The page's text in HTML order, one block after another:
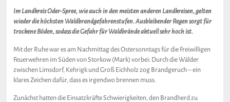
Im Landkreis Oder-Spree, wie auch in den meisten anderen Landkreisen, gelten
wieder die höchsten Waldbrandgefahrenstufen. Ausbleibender Regen sorgt für
trockene Böden, sodass die Gefahr für Waldbrände aktuell sehr hoch ist.
Mit der Ruhe war es am Nachmittag des Ostersonntags für die Freiwilligen
Feuerwehren im Süden von Storkow (Mark) vorbei: Durch die Wälder
zwischen Limsdorf, Kehrigk und Groß Eichholz zog Brandgeruch – ein
klares Zeichen dafür, dass es irgendwo brennen muss.
Zunächst hatten die Einsatzkräfte Schwierigkeiten, den Brandherd zu